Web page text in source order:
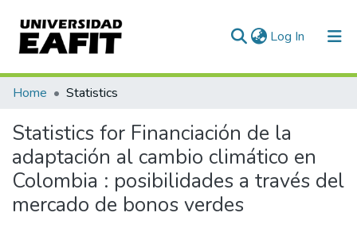
Log In (current)
Communities & Collections
All of DSpace
Home Statistics
Statistics for Financiación de la
adaptación al cambio climático en
Colombia : posibilidades a través del
mercado de bonos verdes